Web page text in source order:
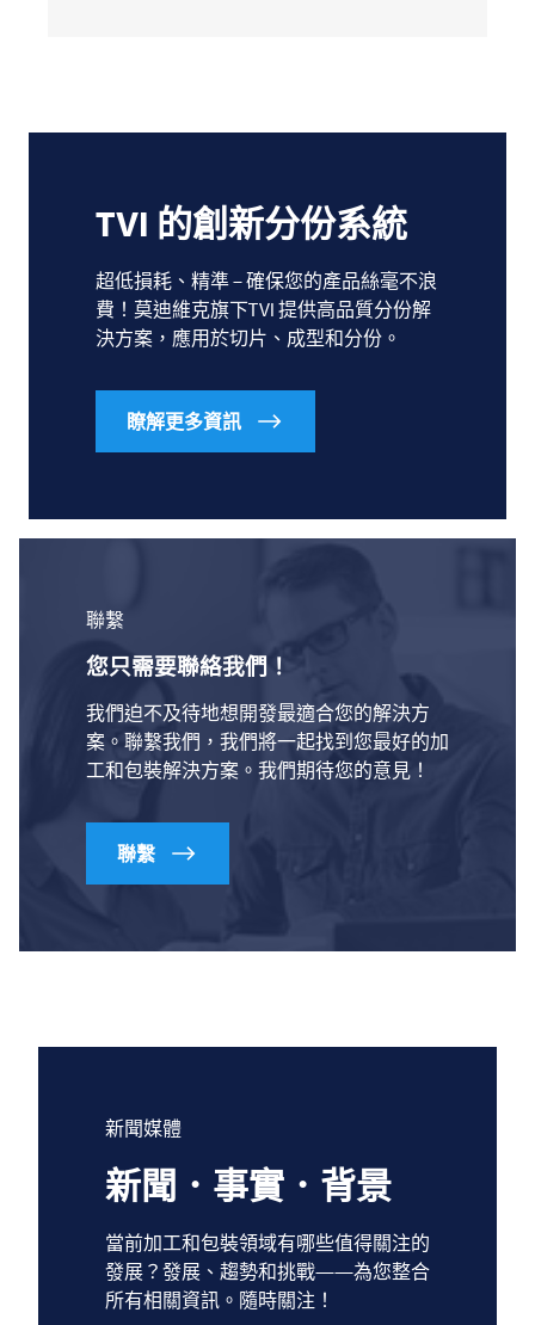
TVI 的創新分份系統
超低損耗、精準 – 確保您的產品絲毫不浪
費！莫迪維克旗下TVI 提供高品質分份解
決方案，應用於切片、成型和分份。
瞭解更多資訊
聯繫
您只需要聯絡我們！
我們迫不及待地想開發最適合您的解決方
案。聯繫我們，我們將一起找到您最好的加
工和包裝解決方案。我們期待您的意見！
聯繫
新聞媒體
新聞．事實．背景
當前加工和包裝領域有哪些值得關注的
發展？發展、趨勢和挑戰——為您整合
所有相關資訊。隨時關注！